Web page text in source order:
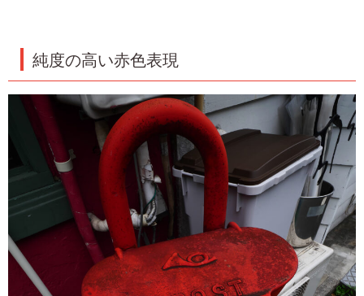
純度の高い赤色表現